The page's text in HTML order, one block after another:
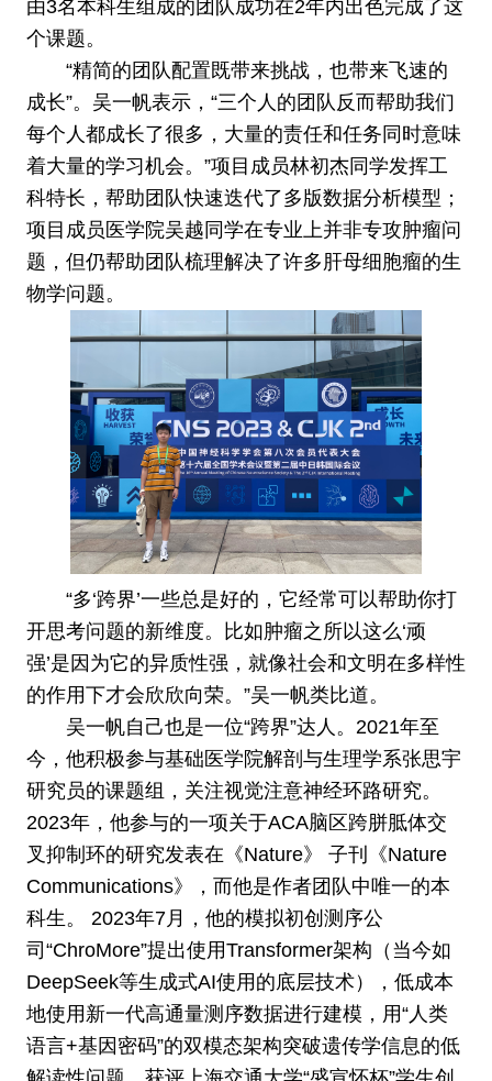
由3名本科生组成的团队成功在2年内出色完成了这
个课题。
“精简的团队配置既带来挑战，也带来飞速的
成长”。吴一帆表示，“三个人的团队反而帮助我们
每个人都成长了很多，大量的责任和任务同时意味
着大量的学习机会。”项目成员林初杰同学发挥工
科特长，帮助团队快速迭代了多版数据分析模型；
项目成员医学院吴越同学在专业上并非专攻肿瘤问
题，但仍帮助团队梳理解决了许多肝母细胞瘤的生
物学问题。
“多‘跨界’一些总是好的，它经常可以帮助你打
开思考问题的新维度。比如肿瘤之所以这么‘顽
强’是因为它的异质性强，就像社会和文明在多样性
的作用下才会欣欣向荣。”吴一帆类比道。
吴一帆自己也是一位“跨界”达人。2021年至
今，他积极参与基础医学院解剖与生理学系张思宇
研究员的课题组，关注视觉注意神经环路研究。
2023年，他参与的一项关于ACA脑区跨胼胝体交
叉抑制环的研究发表在《Nature》 子刊《Nature
Communications》，而他是作者团队中唯一的本
科生。 2023年7月，他的模拟初创测序公
司“ChroMore”提出使用Transformer架构（当今如
DeepSeek等生成式AI使用的底层技术），低成本
地使用新一代高通量测序数据进行建模，用“人类
语言+基因密码”的双模态架构突破遗传学信息的低